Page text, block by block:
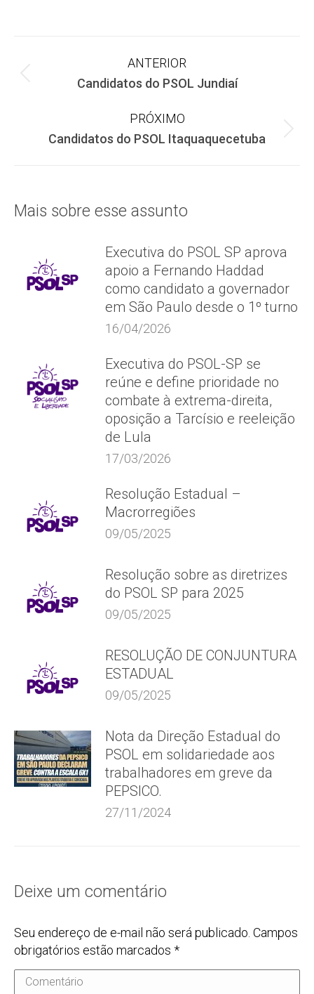
Navegação
post:
ANTERIOR
Post
Candidatos do PSOL Jundiaí
PRÓXIMO
Próximo
Candidatos do PSOL Itaquaquecetuba
Mais sobre esse assunto
Executiva do PSOL SP aprova
apoio a Fernando Haddad
como candidato a governador
em São Paulo desde o 1º turno
16/04/2026
Executiva do PSOL-SP se
reúne e define prioridade no
combate à extrema-direita,
oposição a Tarcísio e reeleição
de Lula
17/03/2026
Resolução Estadual –
Macrorregiões
09/05/2025
Resolução sobre as diretrizes
do PSOL SP para 2025
09/05/2025
RESOLUÇÃO DE CONJUNTURA
ESTADUAL
09/05/2025
Nota da Direção Estadual do
PSOL em solidariedade aos
trabalhadores em greve da
PEPSICO.
27/11/2024
Deixe um comentário
Seu endereço de e-mail não será publicado. Campos
obrigatórios estão marcados *
Comentário